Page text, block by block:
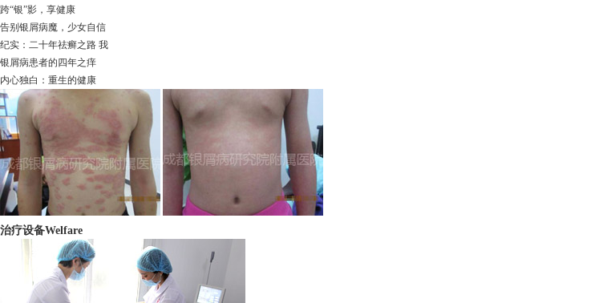
跨“银”影，享健康
告别银屑病魔，少女自信
纪实：二十年祛癣之路 我
银屑病患者的四年之痒
内心独白：重生的健康
治疗设备Welfare